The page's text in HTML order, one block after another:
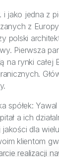
i jako jedna z
z
polski
Pierwsza
na rynki
spółek:
a ich
dla
klientom
realizacji